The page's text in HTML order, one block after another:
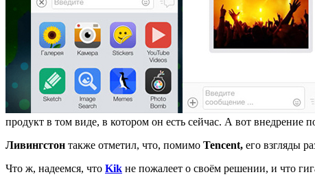
продукт в том виде, в котором он есть сейчас. А вот
Ливингстон также отметил, что, помимо Tencent, его взгляды
Что ж, надеемся, что Kik не пожалеет о своём решении, и что